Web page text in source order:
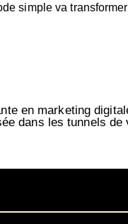
simple va
en marketing
dans les tunnels